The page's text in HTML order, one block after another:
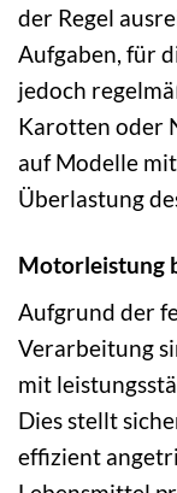
der Regel
Aufgaben, für
jedoch
Karotten oder
auf Modelle
Überlastung
Motorleistung
Aufgrund der
Verarbeitung
mit
Dies stellt
effizient